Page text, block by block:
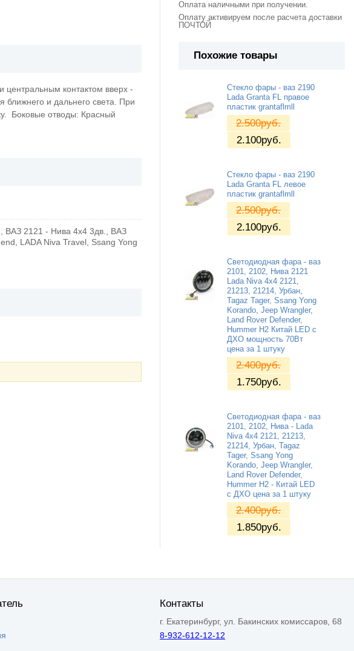
контактом вверх -
и дальнего света. При
Боковые отводы: Красный
ВАЗ 2121 - Нива 4х4 3дв., ВАЗ
LADA Niva Travel, Ssang Yong
Оплата наличными при получении.
Оплату активируем после расчета доставки
ПОЧТОЙ
Похожие товары
Стекло фары - ваз 2190
Lada Granta FL правое
пластик grantaflmll
2.500руб.
2.100руб.
Стекло фары - ваз 2190
Lada Granta FL левое
пластик grantaflmll
2.500руб.
2.100руб.
Светодиодная фара - ваз
2101, 2102, Нива 2121
Lada Niva 4x4 2121,
21213, 21214, Урбан,
Tagaz Tager, Ssang Yong
Korando, Jeep Wrangler,
Land Rover Defender,
Hummer H2 Китай LED с
ДХО мощность 70Вт
цена за 1 штуку
2.400руб.
1.750руб.
Светодиодная фара - ваз
2101, 2102, Нива - Lada
Niva 4x4 2121, 21213,
21214, Урбан, Tagaz
Tager, Ssang Yong
Korando, Jeep Wrangler,
Land Rover Defender,
Hummer H2 - Китай LED
с ДХО цена за 1 штуку
2.400руб.
1.850руб.
Контакты
г. Екатеринбург, ул. Бакинских комиссаров, 68
8-932-612-12-12